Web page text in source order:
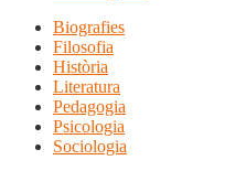
Biografies
Filosofia
Història
Literatura
Pedagogia
Psicologia
Sociologia